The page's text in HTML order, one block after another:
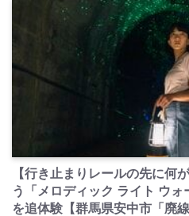
【行き止まりレールの先に何
う「メロディック ライト ウ
を追体験【群馬県安中市「廃